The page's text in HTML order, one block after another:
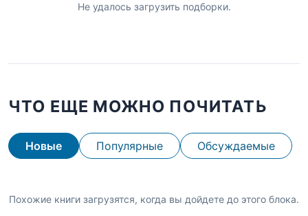
Не удалось загрузить подборки.
ЧТО ЕЩЕ МОЖНО ПОЧИТАТЬ
Новые Популярные Обсуждаемые
Похожие книги загрузятся, когда вы дойдете до этого блока.